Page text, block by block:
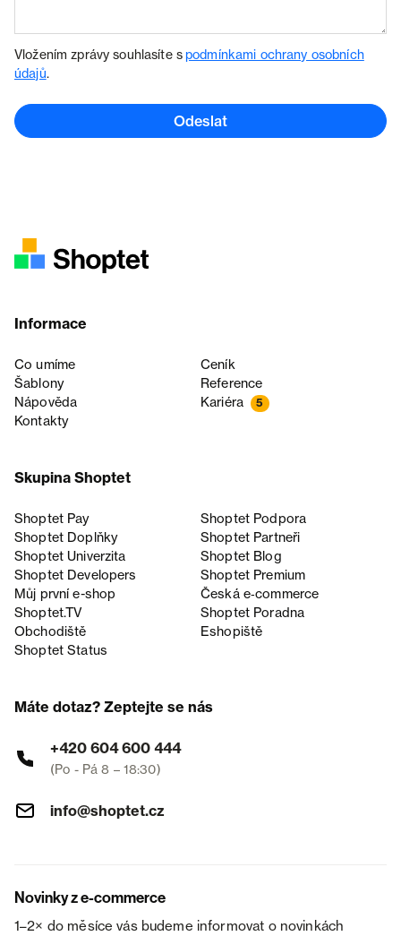
Vložením zprávy souhlasíte spodmínkami ochrany osobních
údajů.
Odeslat
Informace
Co umíme
Ceník
Šablony
Reference
Nápověda
Kariéra 5
Kontakty
Skupina Shoptet
Shoptet Pay
Shoptet Podpora
Shoptet Doplňky
Shoptet Partneři
Shoptet Univerzita
Shoptet Blog
Shoptet Developers
Shoptet Premium
Můj první e-shop
Česká e‑commerce
Shoptet.TV
Shoptet Poradna
Obchodiště
Eshopiště
Shoptet Status
Máte dotaz? Zeptejte se nás
+420 604 600 444
(Po - Pá 8 – 18:30)
info@shoptet.cz
Novinky z e-commerce
1–2× do měsíce vás budeme informovat o novinkách